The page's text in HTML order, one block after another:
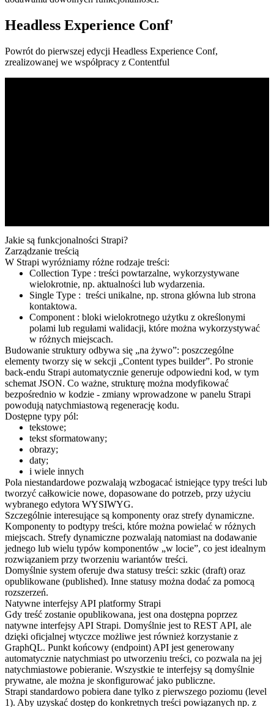
Headless Experience Conf'
Powrót do pierwszej edycji Headless Experience Conf,
zrealizowanej we współpracy z Contentful
Jakie są funkcjonalności Strapi?
Zarządzanie treścią
W Strapi wyróżniamy różne rodzaje treści:
Collection Type : treści powtarzalne, wykorzystywane
wielokrotnie, np. aktualności lub wydarzenia.
Single Type : treści unikalne, np. strona główna lub strona
kontaktowa.
Component : bloki wielokrotnego użytku z określonymi
polami lub regułami walidacji, które można wykorzystywać
w różnych miejscach.
Budowanie struktury odbywa się „na żywo”: poszczególne
elementy tworzy się w sekcji „Content types builder”. Po stronie
back-endu Strapi automatycznie generuje odpowiedni kod, w tym
schemat JSON. Co ważne, strukturę można modyfikować
bezpośrednio w kodzie - zmiany wprowadzone w panelu Strapi
powodują natychmiastową regenerację kodu.
Dostępne typy pól:
tekstowe;
tekst sformatowany;
obrazy;
daty;
i wiele innych
Pola niestandardowe pozwalają wzbogacać istniejące typy treści lub
tworzyć całkowicie nowe, dopasowane do potrzeb, przy użyciu
wybranego edytora WYSIWYG.
Szczególnie interesujące są komponenty oraz strefy dynamiczne.
Komponenty to podtypy treści, które można powielać w różnych
miejscach. Strefy dynamiczne pozwalają natomiast na dodawanie
jednego lub wielu typów komponentów „w locie”, co jest idealnym
rozwiązaniem przy tworzeniu wariantów treści.
Domyślnie system oferuje dwa statusy treści: szkic (draft) oraz
opublikowane (published). Inne statusy można dodać za pomocą
rozszerzeń.
Natywne interfejsy API platformy Strapi
Gdy treść zostanie opublikowana, jest ona dostępna poprzez
natywne interfejsy API Strapi. Domyślnie jest to REST API, ale
dzięki oficjalnej wtyczce możliwe jest również korzystanie z
GraphQL. Punkt końcowy (endpoint) API jest generowany
automatycznie natychmiast po utworzeniu treści, co pozwala na jej
natychmiastowe pobieranie. Wszystkie te interfejsy są domyślnie
prywatne, ale można je skonfigurować jako publiczne.
Strapi standardowo pobiera dane tylko z pierwszego poziomu (level
1). Aby uzyskać dostęp do konkretnych treści powiązanych np. z